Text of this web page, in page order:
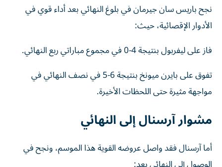
نجح باريس سان جيرمان في بلوغ النهائي بعد أداء قوي في
الأدوار الإقصائية، حيث:
فاز على ليفربول بنتيجة 4-0 في مجموع مباراتي ربع النهائي.
تفوق على بايرن ميونخ بنتيجة 6-5 في نصف النهائي في
مواجهة مثيرة حتى اللحظات الأخيرة.
مشوار آرسنال إلى النهائي
أما آرسنال فقد واصل عروضه القوية هذا الموسم، ونجح في